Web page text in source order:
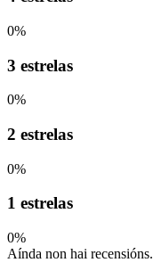
0%
3 estrelas
0%
2 estrelas
0%
1 estrelas
0%
Aínda non hai recensións.